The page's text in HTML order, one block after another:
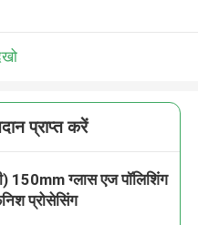
प्राप्त करें
150mm ग्लास एज पॉलिशिंग
प्रोसेसिंग